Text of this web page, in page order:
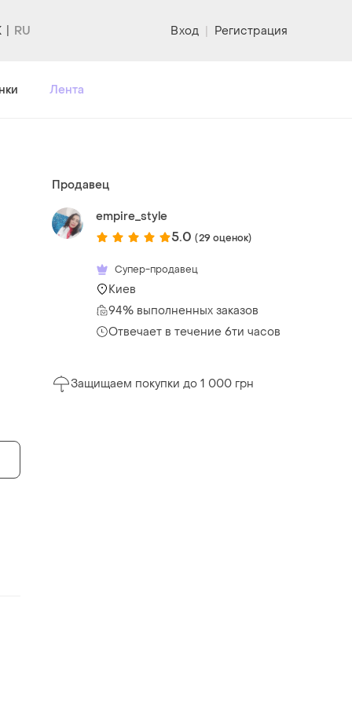
Вход | Регистрация
Лента
Продавец
empire_style
5.0 (29 оценок)
Супер-продавец
Киев
94% выполненных заказов
Отвечает в течение 6ти часов
Защищаем покупки до 1 000 грн